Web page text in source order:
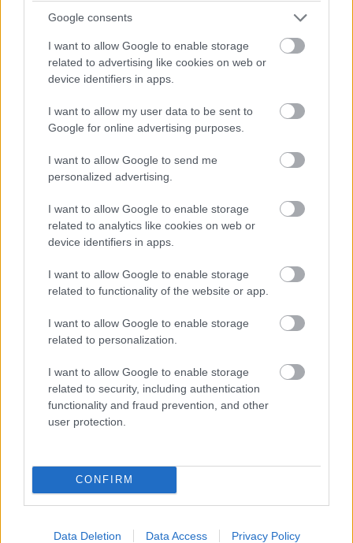
Google consents
I want to allow Google to enable storage
related to advertising like cookies on web or
device identifiers in apps.
I want to allow my user data to be sent to
Google for online advertising purposes.
I want to allow Google to send me
personalized advertising.
I want to allow Google to enable storage
related to analytics like cookies on web or
device identifiers in apps.
I want to allow Google to enable storage
related to functionality of the website or app.
I want to allow Google to enable storage
related to personalization.
I want to allow Google to enable storage
related to security, including authentication
functionality and fraud prevention, and other
user protection.
CONFIRM
Data Deletion Data Access Privacy Policy
órakor tartja a saját showját, a műsorhivatalos oldalán
viszont már fel is tüntették, hogy csak virtuális formában
kerül sor az eseményre. Ezt érzékelteti a névváltás is, a
bemutató ugyanis eredetileg "Executive Keynote" néven
futott, de már csak "Special Adressnek" hívják a zöldek.
Ha túl sokan mondják vissza a megjelenést, az akár a
CES 2022 meghiúsulásához is vezethet, a szervezők
azonban eddig nem adták jelét annak, hogy erre
készülnének.
"Aktívan követjük az új omikron változat körüli új
híreket és a tudományos eredményeket.
Továbbra is figyelemmel kísérjük és szükség
szerint módosítjuk a terveinket és az
egészségügyi protokolljainkat."
- írja a showweboldala. A rendezvényre több mint 2100
kiállítót várnak, akik (a látogatókat is beleértve) csak
területére.
4 és egy 8 km-es egészségügyi tanösvény nyílt
Balatonalmádiban.